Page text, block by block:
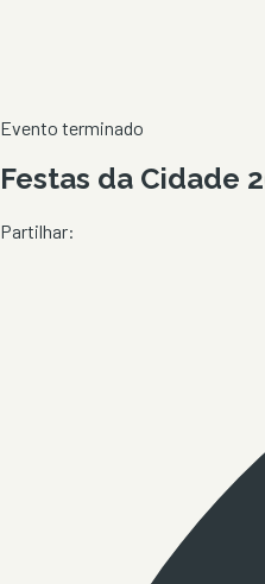
Evento terminado
Festas da Cidade
Partilhar: